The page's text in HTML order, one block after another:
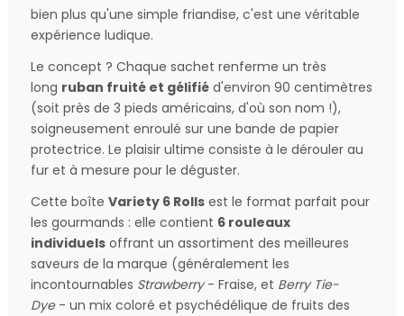
bien plus qu'une simple friandise, c'est une véritable
expérience ludique.
Le concept ? Chaque sachet renferme un très
long ruban fruité et gélifié d'environ 90 centimètres
(soit près de 3 pieds américains, d'où son nom !),
soigneusement enroulé sur une bande de papier
protectrice. Le plaisir ultime consiste à le dérouler au
fur et à mesure pour le déguster.
Cette boîte Variety 6 Rolls est le format parfait pour
les gourmands : elle contient 6 rouleaux
individuels offrant un assortiment des meilleures
saveurs de la marque (généralement les
incontournables Strawberry- Fraise, et Berry Tie-
Dye- un mix coloré et psychédélique de fruits des